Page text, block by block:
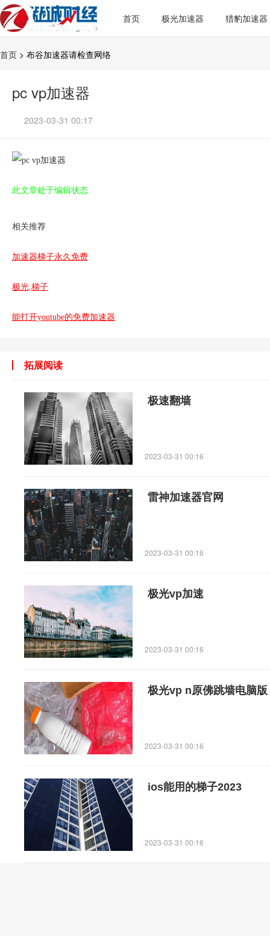
首页 极光加速器 猎豹加速器
首页 > 布谷加速器请检查网络
pc vp加速器
2023-03-31 00:17
此文章处于编辑状态
相关推荐
加速器梯子永久免费
极光,梯子
能打开youtube的免费加速器
拓展阅读
极速翻墙
2023-03-31 00:16
雷神加速器官网
2023-03-31 00:16
极光vp加速
2023-03-31 00:16
极光vp n原佛跳墙电脑版
2023-03-31 00:16
ios能用的梯子2023
2023-03-31 00:16